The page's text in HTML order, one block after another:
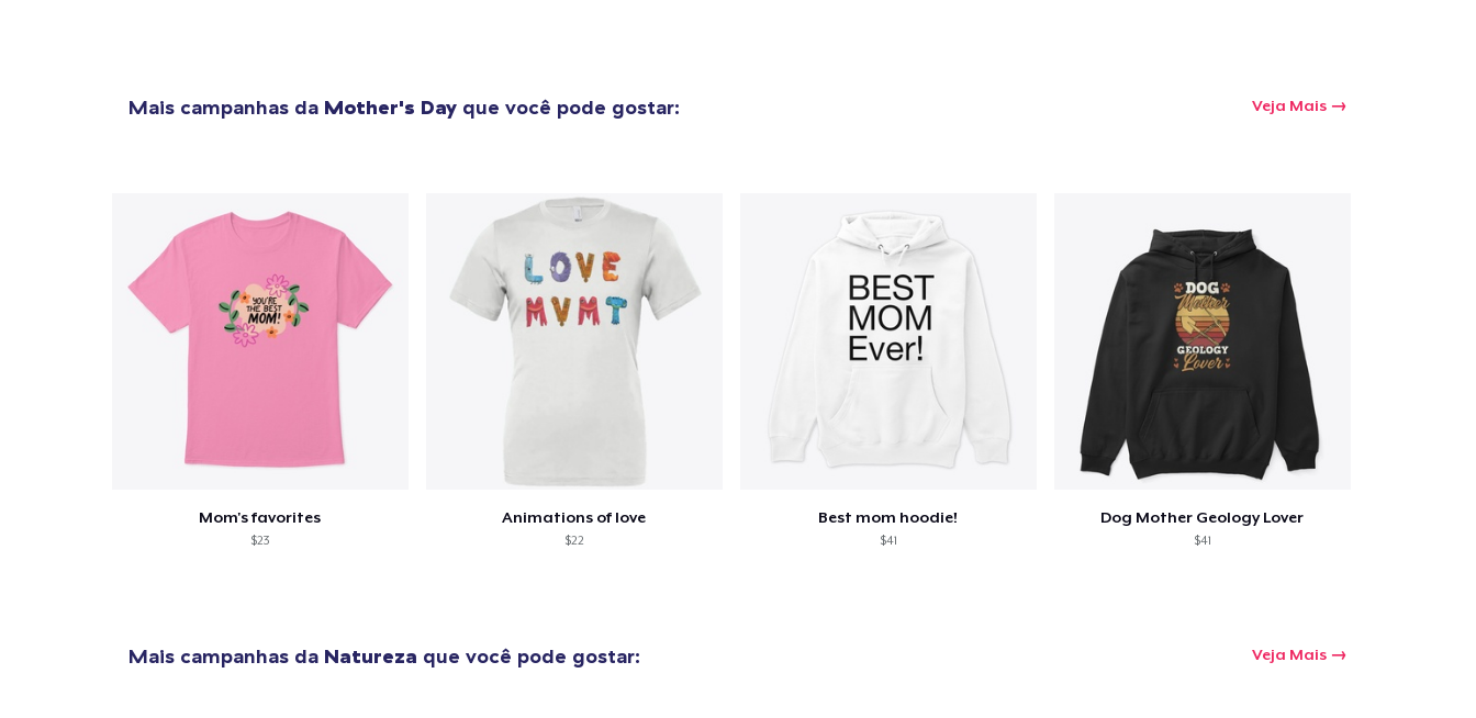
Mais campanhas da Mother's Day que você pode gostar: Veja Mais
Mom's favorites
$23
Animations of love
$22
Best mom hoodie!
$41
Dog Mother Geology Lover
$41
Mais campanhas da Natureza que você pode gostar: Veja Mais